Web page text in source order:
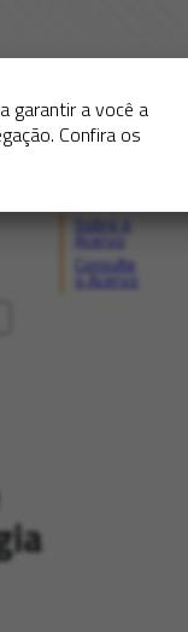
garantir a você a
Confira os
Consulte